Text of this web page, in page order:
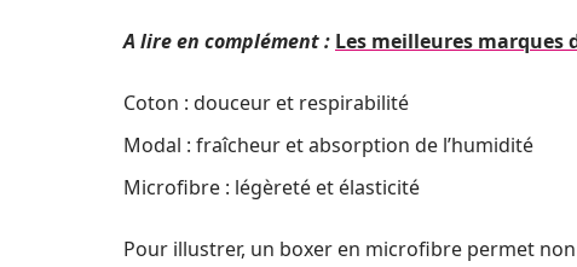
A lire en complément : Les meilleures marques
Coton : douceur et respirabilité
Modal : fraîcheur et absorption de l’humidité
Microfibre : légèreté et élasticité
Pour illustrer, un boxer en microfibre permet